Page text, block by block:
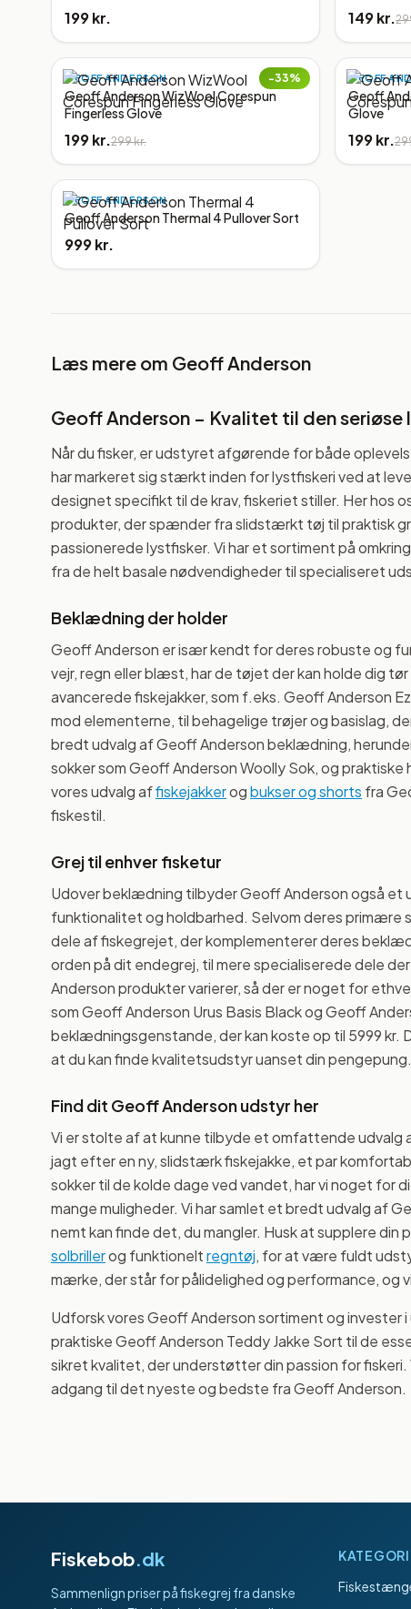
199 kr. 149 kr.
−33%
GEOFF ANDERSON
Geoff Anderson WizWool Corespun
Fingerless Glove
199 kr.299 kr.
GEOFF
Geoff
Glove
199 kr.
GEOFF ANDERSON
Geoff Anderson Thermal 4 Pullover Sort
999 kr.
Læs mere om Geoff Anderson
Geoff Anderson – Kvalitet til den seriøse
Når du fisker, er udstyret afgørende for både
har markeret sig stærkt inden for lystfiskeri ved at
designet specifikt til de krav, fiskeriet stiller. Her hos
produkter, der spænder fra slidstærkt tøj til praktisk
passionerede lystfisker. Vi har et sortiment på
fra de helt basale nødvendigheder til specialiseret
Beklædning der holder
Geoff Anderson er især kendt for deres robuste og
vejr, regn eller blæst, har de tøjet der kan holde dig
avancerede fiskejakker, som f.eks. Geoff Anderson
mod elementerne, til behagelige trøjer og basislag,
bredt udvalg af Geoff Anderson beklædning,
sokker som Geoff Anderson Woolly Sok, og
vores udvalg affiskejakkerogbukser og shorts fra
fiskestil.
Grej til enhver fisketur
Udover beklædning tilbyder Geoff Anderson også et
funktionalitet og holdbarhed. Selvom deres primære
dele af fiskegrejet, der komplementerer deres
orden på dit endegrej, til mere specialiserede dele
Anderson produkter varierer, så der er noget for
som Geoff Anderson Urus Basis Black og Geoff
beklædningsgenstande, der kan koste op til 5999 kr.
at du kan finde kvalitetsudstyr uanset din pengepung.
Find dit Geoff Anderson udstyr her
Vi er stolte af at kunne tilbyde et omfattende udvalg
jagt efter en ny, slidstærk fiskejakke, et par
sokker til de kolde dage ved vandet, har vi noget for
mange muligheder. Vi har samlet et bredt udvalg af
nemt kan finde det, du mangler. Husk at supplere
solbrillerog funktioneltregntøj, for at være fuldt
mærke, der står for pålidelighed og performance, og
Udforsk vores Geoff Anderson sortiment og
praktiske Geoff Anderson Teddy Jakke Sort til de
sikret kvalitet, der understøtter din passion for
adgang til det nyeste og bedste fra Geoff Anderson.
Fiskebob.dk
Sammenlign priser på fiskegrej fra danske